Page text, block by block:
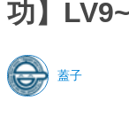
功】
蓋子